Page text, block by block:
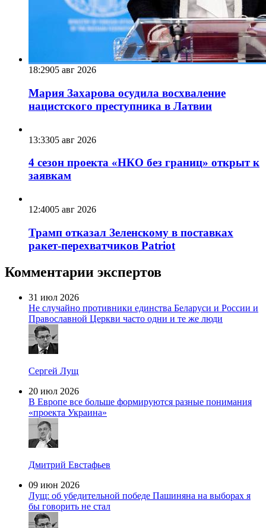
18:2905 авг 2026
Мария Захарова осудила восхваление
нацистского преступника в Латвии
13:3305 авг 2026
4 сезон проекта «НКО без границ» открыт к
заявкам
12:4005 авг 2026
Трамп отказал Зеленскому в поставках
ракет-перехватчиков Patriot
Комментарии экспертов
31 июл 2026
Не случайно противники единства Беларуси и России и
Православной Церкви часто одни и те же люди
Сергей Лущ
20 июл 2026
В Европе все больше формируются разные понимания
«проекта Украина»
Дмитрий Евстафьев
09 июн 2026
Лущ: об убедительной победе Пашиняна на выборах я
бы говорить не стал